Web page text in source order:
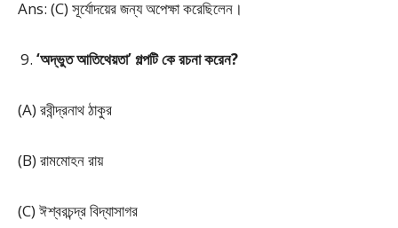
Ans: (C) সূর্যোদয়ের জন্য অপেক্ষা করেছিলেন।
‘অদ্ভুত আতিথেয়তা’ গল্পটি কে রচনা করেন?
(A) রবীন্দ্রনাথ ঠাকুর
(B) রামমোহন রায়
(C) ঈশ্বরচন্দ্র বিদ্যাসাগর